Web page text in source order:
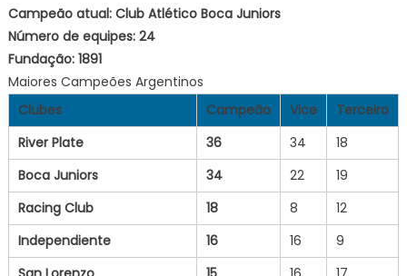
Campeão atual: Club Atlético Boca Juniors
Número de equipes: 24
Fundação: 1891
Maiores Campeões Argentinos
Clubes
Campeão Vice
Terceiro
River Plate
36 34
18
Boca Juniors
34 22
19
Racing Club
18 8
12
Independiente
16 16
9